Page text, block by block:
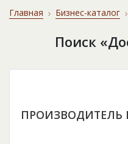
Главная Бизнес-каталог
Поиск
ПРОИЗВОДИТЕЛЬ